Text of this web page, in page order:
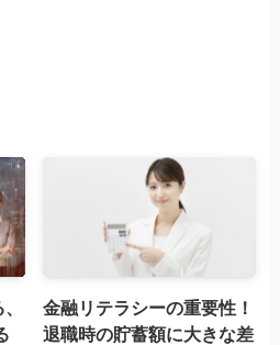
金融リテラシーの重要性！
退職時の貯蓄額に大きな差